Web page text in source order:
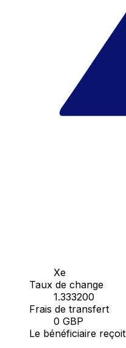
Xe
Taux de change
1.333200
Frais de transfert
0 GBP
Le bénéficiaire reçoit